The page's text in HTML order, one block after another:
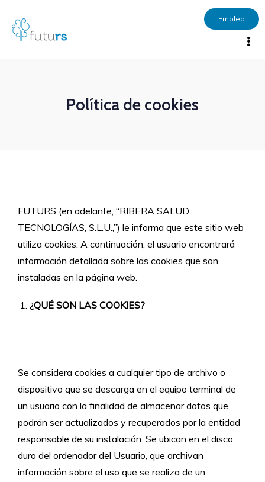
Empleo
Política de cookies
FUTURS (en adelante, “RIBERA SALUD
TECNOLOGÍAS, S.L.U.,”) le informa que este sitio web
utiliza cookies. A continuación, el usuario encontrará
información detallada sobre las cookies que son
instaladas en la página web.
¿QUÉ SON LAS COOKIES?
Se considera cookies a cualquier tipo de archivo o
dispositivo que se descarga en el equipo terminal de
un usuario con la finalidad de almacenar datos que
podrán ser actualizados y recuperados por la entidad
responsable de su instalación. Se ubican en el disco
duro del ordenador del Usuario, que archivan
información sobre el uso que se realiza de un